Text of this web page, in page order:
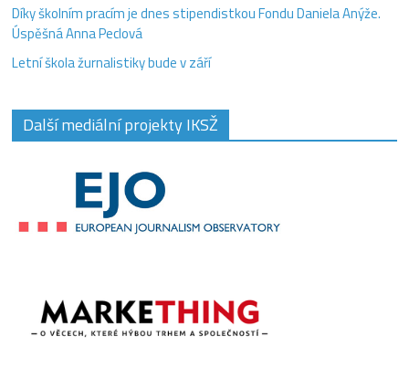
Díky školním pracím je dnes stipendistkou Fondu Daniela Anýže.
Úspěšná Anna Peclová
Letní škola žurnalistiky bude v září
Další mediální projekty IKSŽ